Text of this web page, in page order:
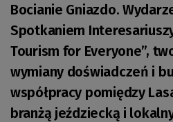
Bocianie Gniazdo.
Spotkaniem
Tourism for Everyone”,
wymiany doświadczeń i
współpracy pomiędzy
branżą jeździecką i